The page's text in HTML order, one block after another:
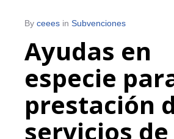
By ceees in Subvenciones
Ayudas en
especie
prestación
servicios de